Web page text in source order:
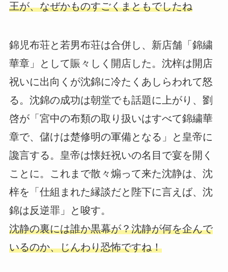
王が、なぜかものすごくまともでしたね
錦児布荘と若男布荘は合併し、新店舗「錦繍
華章」として賑々しく開店した。沈梓は開店
祝いに出向くが沈錦に冷たくあしらわれて怒
る。沈錦の成功は朝堂でも話題に上がり、劉
啓が「宮中の布類の取り扱いはすべて錦繍華
章で、儲けは楚修明の軍備となる」と皇帝に
讒言する。皇帝は懐妊祝いの名目で宴を開く
ことに。これまで散々煽って来た沈静は、沈
梓を「仕組まれた縁談だと陛下に言えば、沈
錦は反逆罪」と唆す。
沈静の裏には誰か黒幕が？沈静が何を企んで
いるのか、じんわり恐怖ですね！